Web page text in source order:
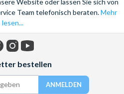
Website oder lassen Sie sich von
Team telefonisch beraten.Mehr
lesen...
bestellen